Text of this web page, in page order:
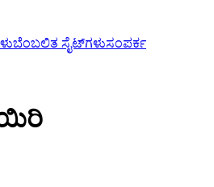
ಬೆಂಬಲಿತ ಸೈಟ್‌ಗಳುಸಂಪರ್ಕ